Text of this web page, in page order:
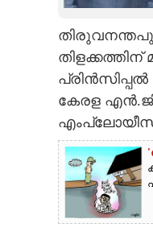
LITERATURE
CONTACT US
കേരള
എംപ്ലോയീസ്